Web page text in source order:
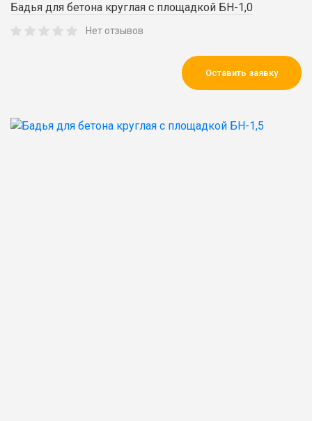
Бадья для бетона круглая с площадкой БН-1,0
Нет отзывов
Оставить заявку